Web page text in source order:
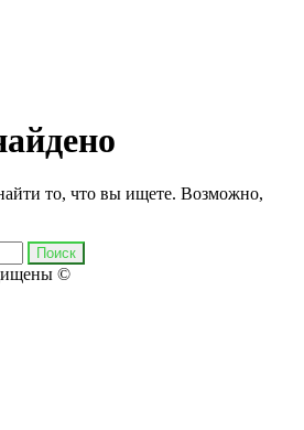
то, что вы ищете. Возможно,
©